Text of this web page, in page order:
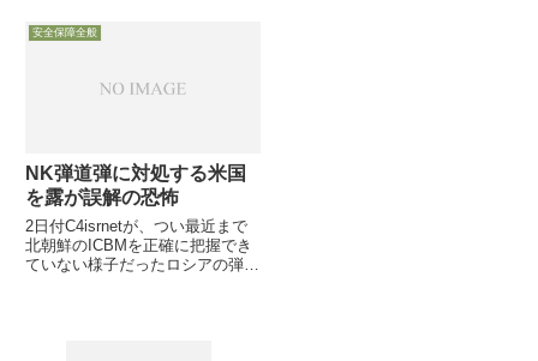
られている国防費増加要求に対応
費を現在の...
安全保障全般
NK弾道弾に対処する米国
を露が誤解の恐怖
2日付C4isrnetが、つい最近まで
北朝鮮のICBMを正確に把握でき
ていない様子だったロシアの弾道